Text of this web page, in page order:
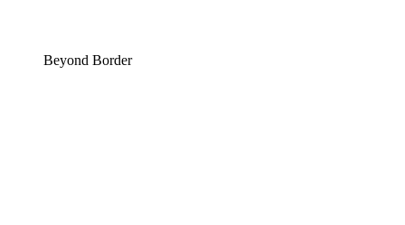
Beyond Border